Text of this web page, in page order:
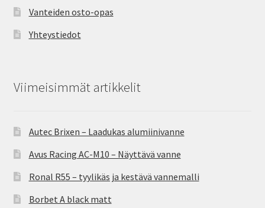
Vanteiden osto-opas
Yhteystiedot
Viimeisimmät artikkelit
Autec Brixen – Laadukas alumiinivanne
Avus Racing AC-M10 – Näyttävä vanne
Ronal R55 – tyylikäs ja kestävä vannemalli
Borbet A black matt